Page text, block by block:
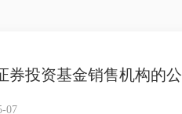
券投资基金销售机构的
07